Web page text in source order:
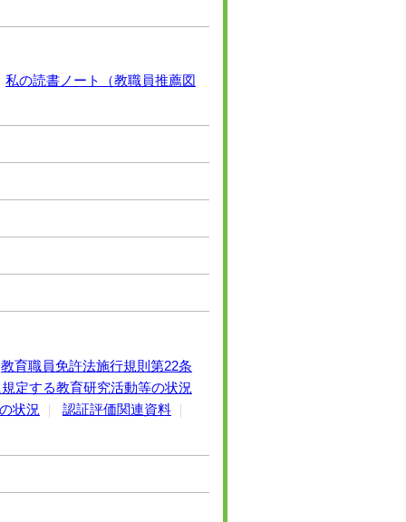
私の読書ノート（教職員推薦図
教育職員免許法施行規則第22条
定する教育研究活動等の状況
状況
認証評価関連資料